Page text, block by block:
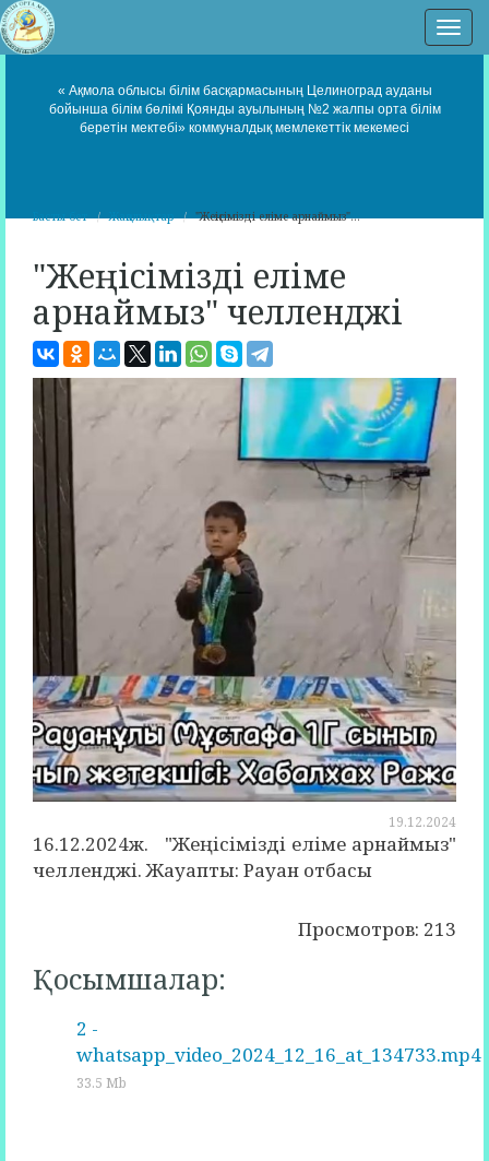
« Ақмола облысы білім басқармасының Целиноград ауданы
бойынша білім бөлімі Қоянды ауылының №2 жалпы орта білім
беретін мектебі» коммуналдық мемлекеттік мекемесі
Басты бет Жаңалықтар "Жеңісімізді еліме арнаймыз"...
"Жеңісімізді еліме
арнаймыз" челленджі
19.12.2024
16.12.2024ж. "Жеңісімізді еліме арнаймыз"
челленджі. Жауапты: Рауан отбасы
Просмотров: 213
Қосымшалар:
2 -
whatsapp_video_2024_12_16_at_134733.mp4
33.5 Mb